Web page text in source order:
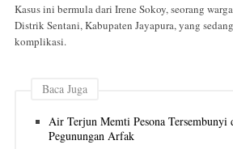
Kasus ini bermula dari Irene Sokoy, seorang
Distrik Sentani, Kabupaten Jayapura, yang
komplikasi.
Baca Juga
Air Terjun Memti Pesona Tersembunyi
Pegunungan Arfak